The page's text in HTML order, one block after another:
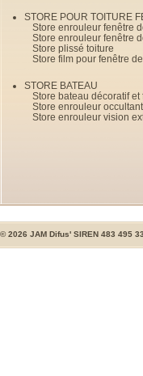
STORE POUR TOITURE
Store enrouleur fenêtre
Store enrouleur fenêtre
Store plissé toiture
Store film pour fenêtre
STORE BATEAU
Store bateau décoratif et
Store enrouleur occultant
Store enrouleur vision
©2026 JAM Difus' SIREN 483 495